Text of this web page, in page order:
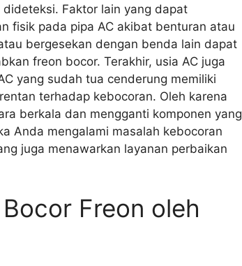
Faktor lain yang dapat
fisik pada pipa AC akibat benturan atau
bergesekan dengan benda lain dapat
freon bocor. Terakhir, usia AC juga
yang sudah tua cenderung memiliki
terhadap kebocoran. Oleh karena
berkala dan mengganti komponen yang
Anda mengalami masalah kebocoran
juga menawarkan layanan perbaikan
Freon oleh